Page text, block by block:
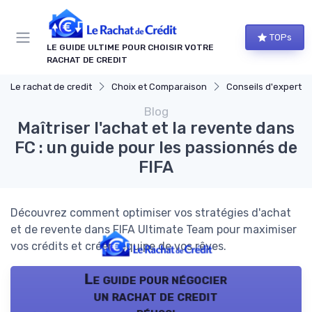
LE GUIDE ULTIME POUR CHOISIR VOTRE
RACHAT DE CREDIT
TOPs
Le rachat de credit Choix et Comparaison Conseils d'experts
Blog
Maîtriser l'achat et la revente dans
FC : un guide pour les passionnés de
FIFA
Découvrez comment optimiser vos stratégies d'achat
et de revente dans FIFA Ultimate Team pour maximiser
vos crédits et créer l'équipe de vos rêves.
Le guide pour négocier
un rachat de credit
Panneau de gestion des cookies